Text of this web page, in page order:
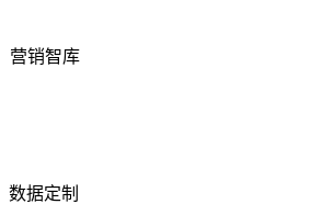
营销智库
数据定制